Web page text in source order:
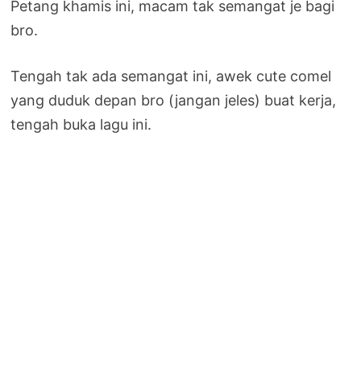
Petang khamis ini, macam tak semangat je bagi
bro.
Tengah tak ada semangat ini, awek cute comel
yang duduk depan bro (jangan jeles) buat kerja,
tengah buka lagu ini.